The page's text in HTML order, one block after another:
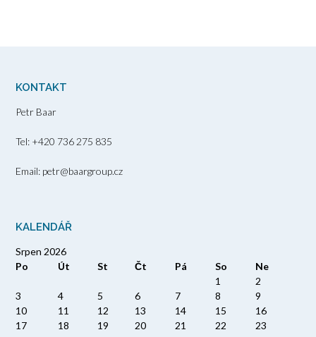
KONTAKT
Petr Baar
Tel: +420 736 275 835
Email: petr@baargroup.cz
KALENDÁŘ
Srpen 2026
Po
Út St Čt Pá So
Ne
1
2
3
4 5 6 7 8
9
10
11 12 13 14 15
16
17
18 19 20 21 22
23